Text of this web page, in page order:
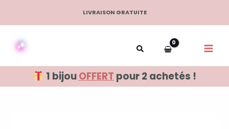
LIVRAISON GRATUITE
1 bijouOFFERT pour 2 achetés !